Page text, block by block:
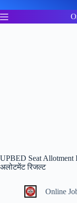
to
content
UPBED Seat Allotment
अलोटमेंट रिजल्ट
Online